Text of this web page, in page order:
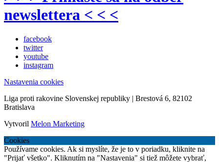
newslettera < < <
facebook
twitter
youtube
instagram
Nastavenia cookies
Liga proti rakovine Slovenskej republiky | Brestová 6, 82102
Bratislava
Vytvoril Melon Marketing
Cookies
Používame cookies. Ak si myslíte, že je to v poriadku, kliknite na
"Prijať všetko". Kliknutím na "Nastavenia" si tiež môžete vybrať,